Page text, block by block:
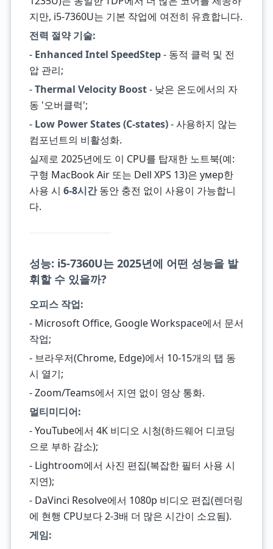
지만, i5-7360U는 기본 작업에 여전히 유효합니다.
전력 절약 기술:
- Enhanced Intel SpeedStep- 동적 클럭 및 전
압 관리;
-Thermal Velocity Boost- 낮은 온도에서의 자
동 '오버클럭';
- Low Power States (C-states)- 사용하지 않는
컴포넌트의 비활성화.
실제로 2025년에도 이 CPU를 탑재한 노트북(예:
구형 MacBook Air 또는 Dell XPS 13)은 умер한
사용 시 6-8시간동안 충전 없이 사용이 가능합니
다.
성능: i5-7360U는 2025년에 어떤 성능을 발
휘할 수 있을까?
오피스 작업:
- Microsoft Office, Google Workspace에서 문서
작업;
- 브라우저(Chrome, Edge)에서 10-15개의 탭 동
시 열기;
- Zoom/Teams에서 지연 없이 영상 통화.
멀티미디어:
- YouTube에서 4K 비디오 시청(하드웨어 디코딩
으로 부하 감소);
- Lightroom에서 사진 편집(복잡한 필터 사용 시
지연);
- DaVinci Resolve에서 1080p 비디오 편집(렌더링
에 현행 CPU보다 2-3배 더 많은 시간이 소요됨).
게임: